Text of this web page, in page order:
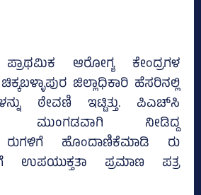
ಪ್ರಾಥಮಿಕ ಆರೋಗ್ಯ ಕೇಂದ್ರಗಳ
ಜಿಲ್ಲಾಧಿಕಾರಿ ಹೆಸರಿನಲ್ಲಿ
ಠೇವಣಿ ಇಟ್ಟಿತ್ತು. ಪಿಎಚ್‌ಸಿ
ಮುಂಗಡವಾಗಿ ನೀಡಿದ್ದ
ರುಗಳಿಗೆ ಹೊಂದಾಣಿಕೆಮಾಡಿ ರು
ಉಪಯುಕ್ತತಾ ಪ್ರಮಾಣ ಪತ್ರ